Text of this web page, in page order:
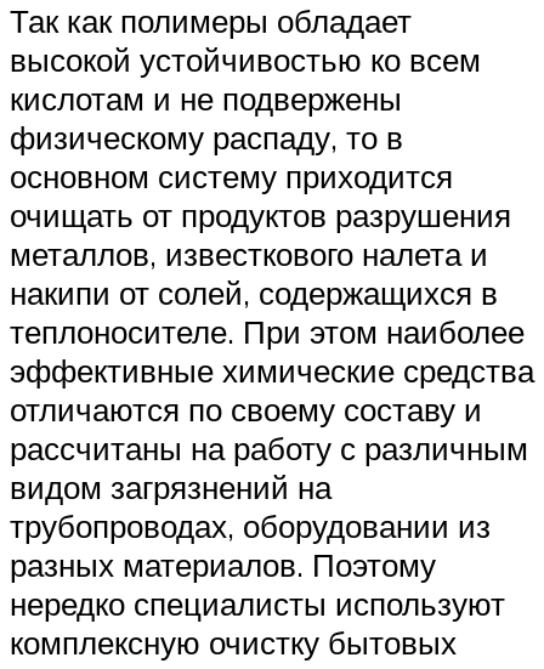
Так как полимеры обладает
высокой устойчивостью ко всем
кислотам и не подвержены
физическому распаду, то в
основном систему приходится
очищать от продуктов разрушения
металлов, известкового налета и
накипи от солей, содержащихся в
теплоносителе. При этом наиболее
эффективные химические средства
отличаются по своему составу и
рассчитаны на работу с различным
видом загрязнений на
трубопроводах, оборудовании из
разных материалов. Поэтому
нередко специалисты используют
комплексную очистку бытовых